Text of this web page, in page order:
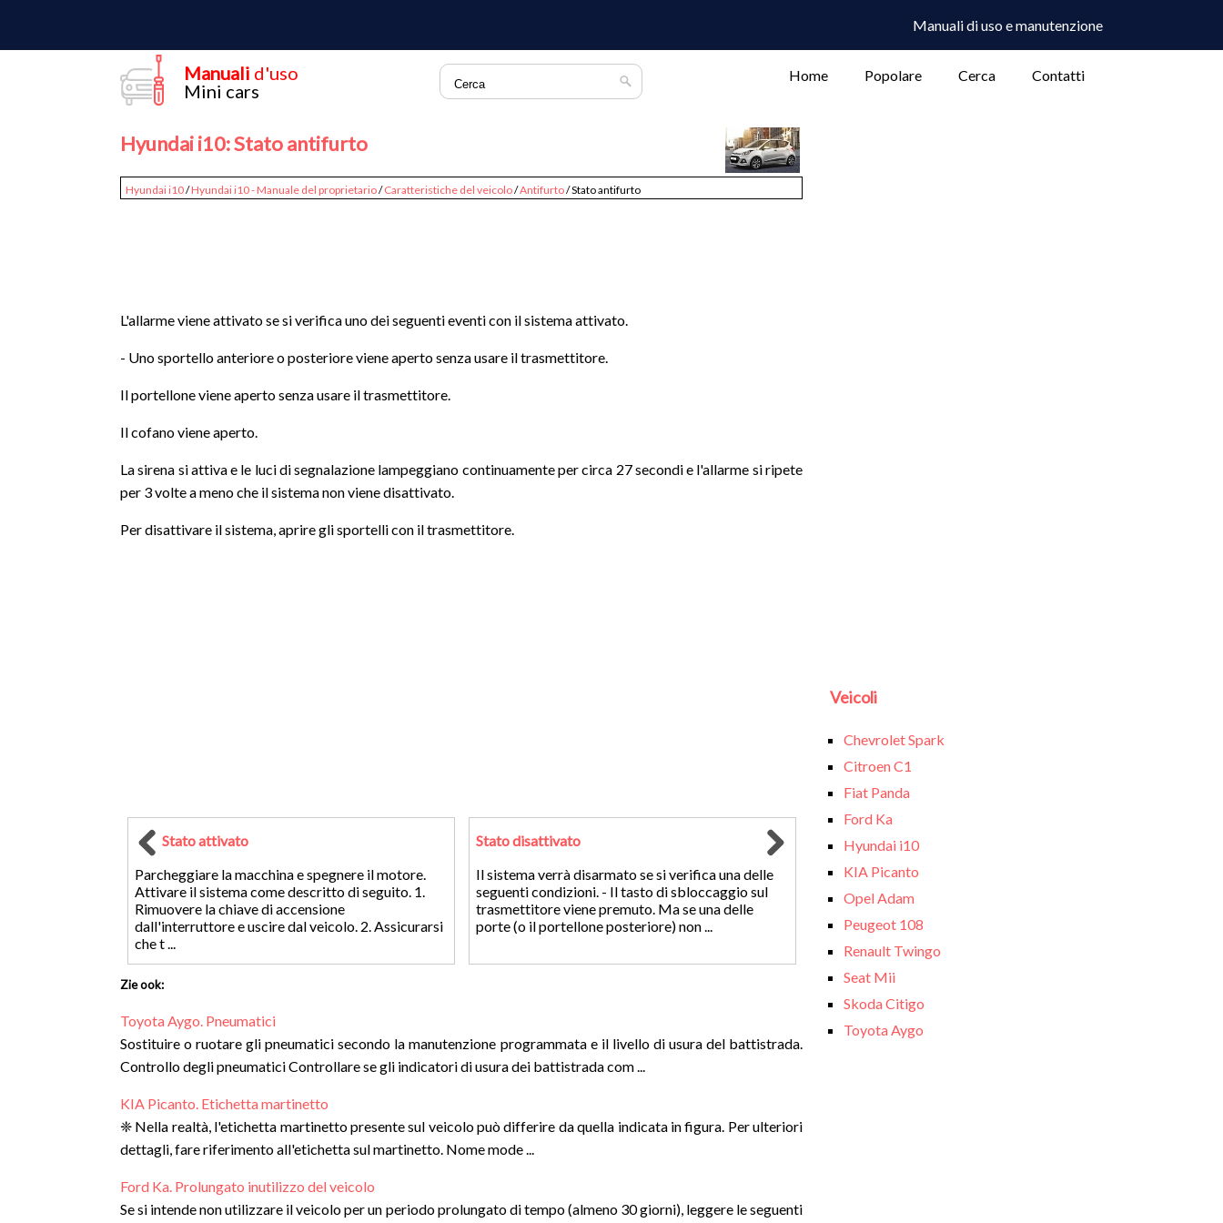
Manuali di uso e manutenzione
Manuali d'uso
Mini cars
Home Popolare Cerca Contatti
Hyundai i10: Stato antifurto
Hyundai i10/Hyundai i10 - Manuale del proprietario/Caratteristiche del veicolo/Antifurto/ Stato antifurto
L'allarme viene attivato se si verifica uno dei seguenti eventi con il sistema attivato.
- Uno sportello anteriore o posteriore viene aperto senza usare il trasmettitore.
Il portellone viene aperto senza usare il trasmettitore.
Il cofano viene aperto.
La sirena si attiva e le luci di segnalazione lampeggiano continuamente per circa 27 secondi e l'allarme si ripete
per 3 volte a meno che il sistema non viene disattivato.
Per disattivare il sistema, aprire gli sportelli con il trasmettitore.
Stato attivato
Parcheggiare la macchina e spegnere il motore.
Attivare il sistema come descritto di seguito. 1.
Rimuovere la chiave di accensione
dall'interruttore e uscire dal veicolo. 2. Assicurarsi
che t ...
Stato disattivato
Il sistema verrà disarmato se si verifica una delle
seguenti condizioni. - Il tasto di sbloccaggio sul
trasmettitore viene premuto. Ma se una delle
porte (o il portellone posteriore) non ...
Zie ook:
Toyota Aygo. Pneumatici
Sostituire o ruotare gli pneumatici secondo la manutenzione programmata e il livello di usura del battistrada.
Controllo degli pneumatici Controllare se gli indicatori di usura dei battistrada com ...
KIA Picanto. Etichetta martinetto
❈ Nella realtà, l'etichetta martinetto presente sul veicolo può differire da quella indicata in figura. Per ulteriori
dettagli, fare riferimento all'etichetta sul martinetto. Nome mode ...
Ford Ka. Prolungato inutilizzo del veicolo
Se si intende non utilizzare il veicolo per un periodo prolungato di tempo (almeno 30 giorni), leggere le seguenti
Veicoli
Chevrolet Spark
Citroen C1
Fiat Panda
Ford Ka
Hyundai i10
KIA Picanto
Opel Adam
Peugeot 108
Renault Twingo
Seat Mii
Skoda Citigo
Toyota Aygo